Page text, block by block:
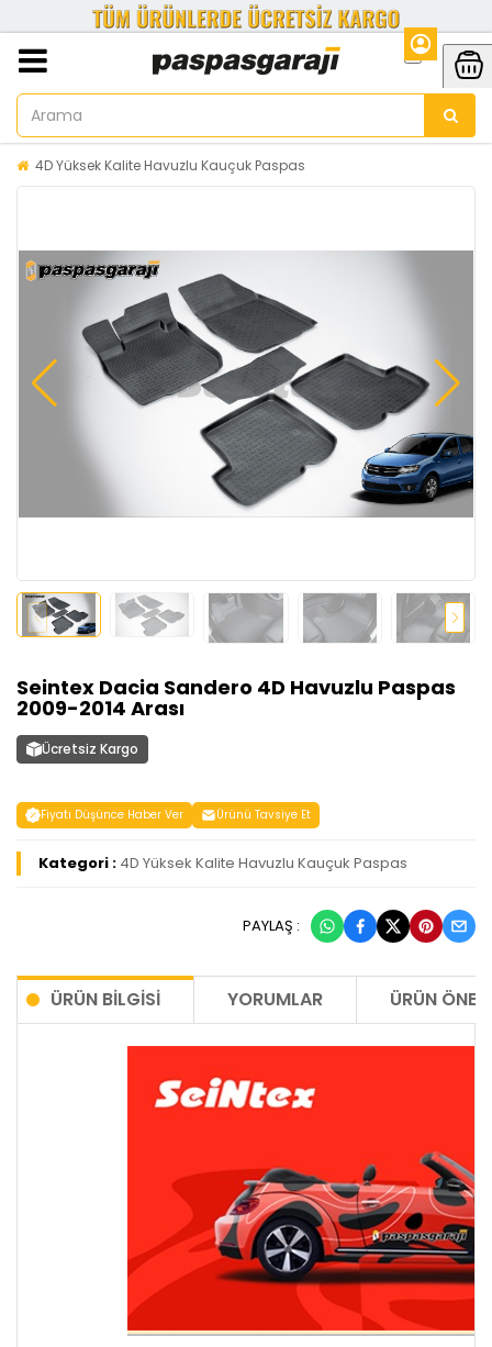
4D Yüksek Kalite Havuzlu Kauçuk Paspas
Seintex Dacia Sandero 4D Havuzlu Paspas
2009-2014 Arası
Ücretsiz Kargo
Fiyatı Düşünce Haber Ver Ürünü Tavsiye Et
Kategori : 4D Yüksek Kalite Havuzlu Kauçuk Paspas
PAYLAŞ :
ÜRÜN BILGISI YORUMLAR ÜRÜN